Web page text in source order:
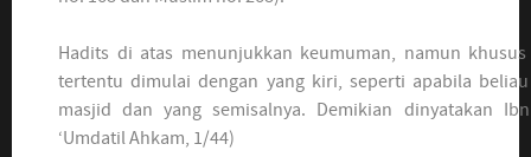
Hadits di atas menunjukkan keumuman, namun khusus
tertentu dimulai dengan yang kiri, seperti apabila
masjid dan yang semisalnya. Demikian dinyatakan
‘Umdatil Ahkam, 1/44)